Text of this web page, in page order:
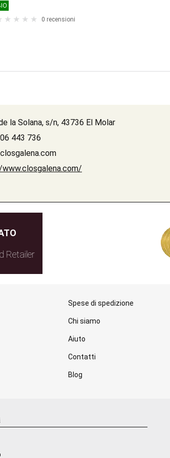
0 recensioni
la Solana, s/n, 43736 El Molar
443 736
Retailer
Spese di spedizione
Chi siamo
Aiuto
Contatti
Blog